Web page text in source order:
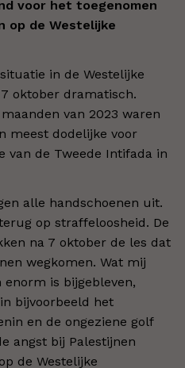
voor het toegenomen
op de Westelijke
in de Westelijke
oktober dramatisch.
van 2023 waren
meest dodelijke voor
van de Tweede Intifada in
alle handschoenen uit.
op straffeloosheid. De
na 7 oktober de les dat
wegkomen. Wat mij
is bijgebleven,
bijvoorbeeld het
en de ongeziene golf
angst bij Palestijnen
de Westelijke